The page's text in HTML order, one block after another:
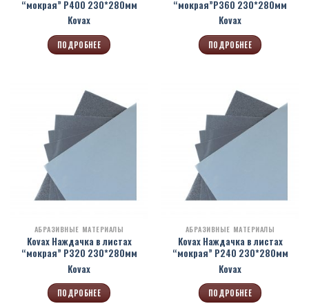
“мокрая” Р400 230*280мм
Kovax
ПОДРОБНЕЕ
“мокрая”Р360 230*280мм
Kovax
ПОДРОБНЕЕ
АБРАЗИВНЫЕ МАТЕРИАЛЫ
Kovax Наждачка в листах
“мокрая” Р320 230*280мм
Kovax
ПОДРОБНЕЕ
АБРАЗИВНЫЕ МАТЕРИАЛЫ
Kovax Наждачка в листах
“мокрая” Р240 230*280мм
Kovax
ПОДРОБНЕЕ